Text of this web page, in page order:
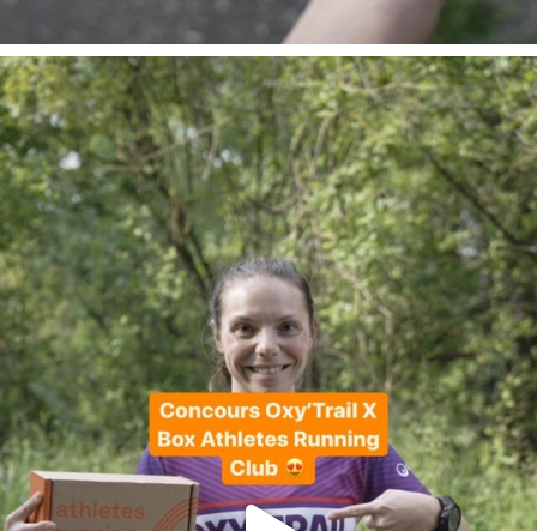
En juin, on te motive à courir encore